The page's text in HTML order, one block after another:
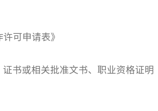
可申请表》
书或相关批准文书、职业资格证明